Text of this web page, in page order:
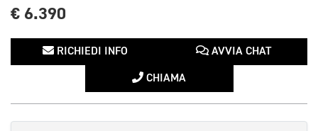
€ 6.390
RICHIEDI INFO AVVIA CHAT
CHIAMA